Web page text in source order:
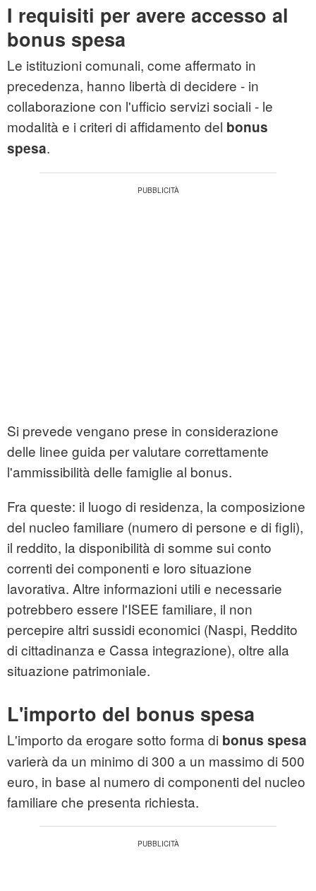
I requisiti per avere accesso al
bonus spesa
Le istituzioni comunali, come affermato in
precedenza, hanno libertà di decidere - in
collaborazione con l'ufficio servizi sociali - le
modalità e i criteri di affidamento del bonus
spesa.
Si prevede vengano prese in considerazione
delle linee guida per valutare correttamente
l'ammissibilità delle famiglie al bonus.
Fra queste: il luogo di residenza, la composizione
del nucleo familiare (numero di persone e di figli),
il reddito, la disponibilità di somme sui conto
correnti dei componenti e loro situazione
lavorativa. Altre informazioni utili e necessarie
potrebbero essere l'ISEE familiare, il non
percepire altri sussidi economici (Naspi, Reddito
di cittadinanza e Cassa integrazione), oltre alla
situazione patrimoniale.
L'importo del bonus spesa
L'importo da erogare sotto forma di bonus spesa
varierà da un minimo di 300 a un massimo di 500
euro, in base al numero di componenti del nucleo
familiare che presenta richiesta.